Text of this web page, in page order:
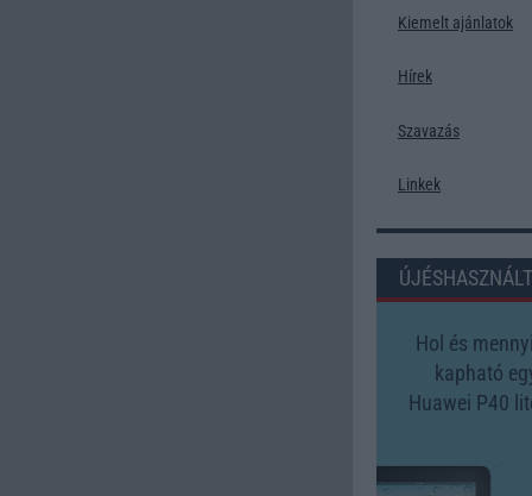
Kiemelt ajánlatok
Hírek
Szavazás
Linkek
Hol és
kapható
Huawei P40